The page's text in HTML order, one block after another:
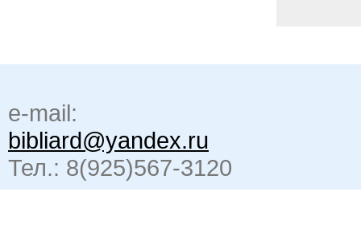
e-mail:
bibliard@yandex.ru
Тел.: 8(925)567-3120